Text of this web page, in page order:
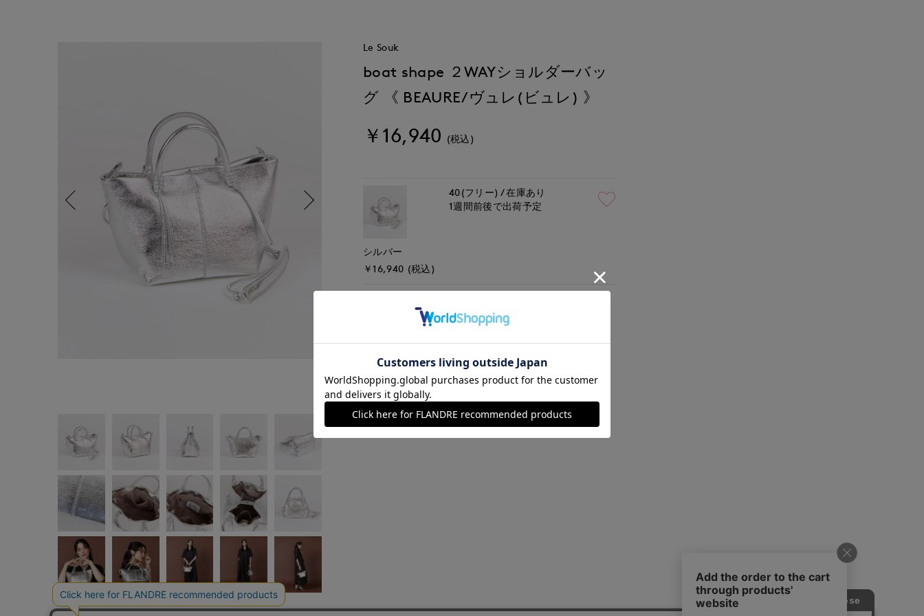
Le Souk
boat shape ２WAYショルダーバッ
グ 《 BEAURE/ヴュレ(ビュレ) 》
￥16,940 (税込)
シルバー
￥16,940 (税込)
40(フリー)
在庫あり
1週間前後で出荷予定